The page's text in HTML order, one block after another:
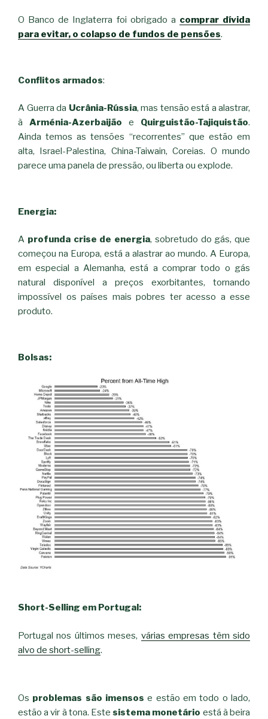
O Banco de Inglaterra foi obrigado a comprar dívida
para evitar, o colapso de fundos de pensões.
Conflitos armados:
A Guerra da Ucrânia-Rússia, mas tensão está a alastrar,
à Arménia-Azerbaijão e Quirguistão-Tajiquistão.
Ainda temos as tensões “recorrentes” que estão em
alta, Israel-Palestina, China-Taiwain, Coreias. O mundo
parece uma panela de pressão, ou liberta ou explode.
Energia:
A profunda crise de energia, sobretudo do gás, que
começou na Europa, está a alastrar ao mundo. A Europa,
em especial a Alemanha, está a comprar todo o gás
natural disponível a preços exorbitantes, tornando
impossível os países mais pobres ter acesso a esse
produto.
Bolsas:
Short-Selling em Portugal:
Portugal nos últimos meses, várias empresas têm sido
alvo de short-selling.
Os problemas são imensos e estão em todo o lado,
estão a vir à tona. Estesistema monetário está à beira